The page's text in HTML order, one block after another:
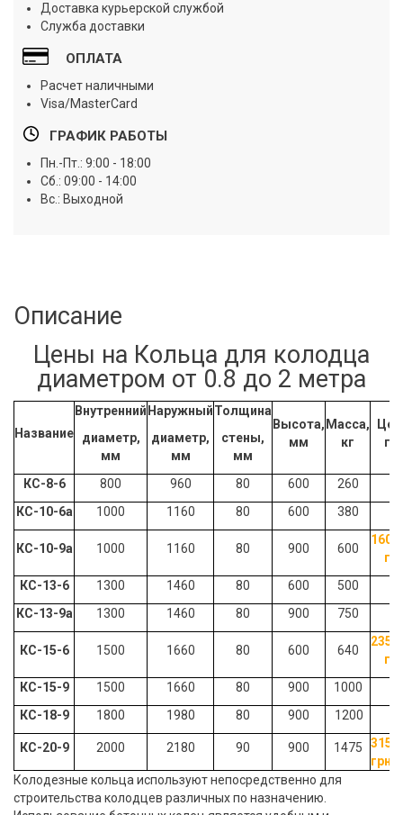
Доставка курьерской службой
Служба доставки
ОПЛАТА
Расчет наличными
Visa/MasterCard
ГРАФИК РАБОТЫ
Пн.-Пт.: 9:00 - 18:00
Сб.: 09:00 - 14:00
Вс.: Выходной
Описание
Цены на Кольца для колодца
диаметром от 0.8 до 2 метра
Название
Внутренний
диаметр,
мм
Наружный
диаметр,
мм
Толщина
стены,
мм
Высота,
мм
Масса,
кг
КС-8-6 800 960 80 600
260
КС-10-6а
1000 1160 80 600 380
КС-10-9а 1000 1160 80 900 600
КС-13-6
1300 1460 80 600
500
КС-13-9а
1300 1460 80 900 750
КС-15-6 1500 1660 80 600 640
КС-15-9
1500 1660 80 900
1000
КС-18-9
1800 1980 80 900 1200
КС-20-9 2000 2180 90 900 1475
грн
Колодезные кольца используют непосредственно для
строительства колодцев различных по назначению.